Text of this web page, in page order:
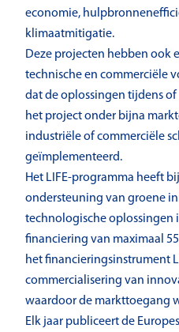
economie,
klimaatmitigatie.
Deze projecten hebben ook
technische en commerciële
dat de oplossingen tijdens
het project onder bijna
industriële of commerciële
geïmplementeerd.
Het LIFE-programma heeft
ondersteuning van groene
technologische oplossingen
financiering van maximaal
het financieringsinstrument
commercialisering van
waardoor de markttoegang
Elk jaar publiceert de